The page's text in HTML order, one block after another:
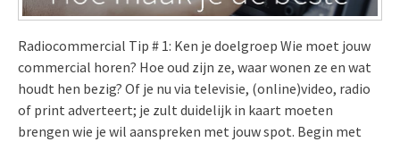
Radiocommercial Tip # 1: Ken je doelgroep Wie moet jouw
commercial horen? Hoe oud zijn ze, waar wonen ze en wat
houdt hen bezig? Of je nu via televisie, (online)video, radio
of print adverteert; je zult duidelijk in kaart moeten
brengen wie je wil aanspreken met jouw spot. Begin met